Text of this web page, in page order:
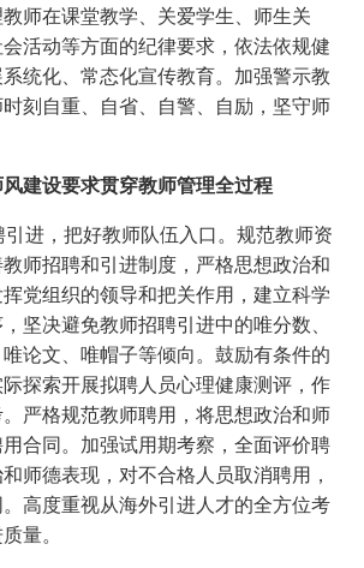
师在课堂教学、关爱学生、师生关
活动等方面的纪律要求，依法依规健
统化、常态化宣传教育。加强警示教
刻自重、自省、自警、自励，坚守师
建设要求贯穿教师管理全过程
，把好教师队伍入口。规范教师资
师招聘和引进制度，严格思想政治和
党组织的领导和把关作用，建立科学
坚决避免教师招聘引进中的唯分数、
论文、唯帽子等倾向。鼓励有条件的
探索开展拟聘人员心理健康测评，作
严格规范教师聘用，将思想政治和师
合同。加强试用期考察，全面评价聘
师德表现，对不合格人员取消聘用，
高度重视从海外引进人才的全方位考
量。